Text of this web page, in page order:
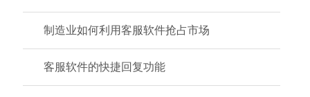
制造业如何利用客服软件抢占市场
客服软件的快捷回复功能